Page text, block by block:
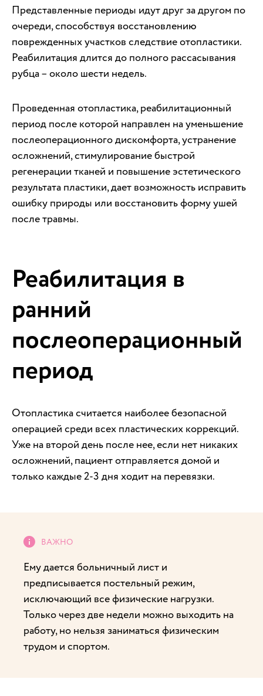
Представленные периоды идут друг за другом по
очереди, способствуя восстановлению
поврежденных участков следствие отопластики.
Реабилитация длится до полного рассасывания
рубца – около шести недель.
Проведенная отопластика, реабилитационный
период после которой направлен на уменьшение
послеоперационного дискомфорта, устранение
осложнений, стимулирование быстрой
регенерации тканей и повышение эстетического
результата пластики, дает возможность исправить
ошибку природы или восстановить форму ушей
после травмы.
Реабилитация в
ранний
послеоперационный
период
Отопластика считается наиболее безопасной
операцией среди всех пластических коррекций.
Уже на второй день после нее, если нет никаких
осложнений, пациент отправляется домой и
только каждые 2-3 дня ходит на перевязки.
Ему дается больничный лист и
предписывается постельный режим,
исключающий все физические нагрузки.
Только через две недели можно выходить на
работу, но нельзя заниматься физическим
трудом и спортом.